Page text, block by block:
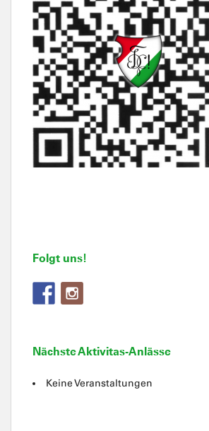
Folgt uns!
Nächste Aktivitas-Anlässe
Keine Veranstaltungen